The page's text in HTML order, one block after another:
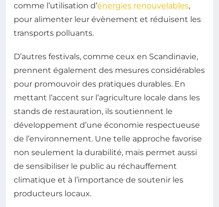
comme l’utilisation d’énergies renouvelables,
pour alimenter leur évènement et réduisent les
transports polluants.
D’autres festivals, comme ceux en Scandinavie,
prennent également des mesures considérables
pour promouvoir des pratiques durables. En
mettant l’accent sur l’agriculture locale dans les
stands de restauration, ils soutiennent le
développement d’une économie respectueuse
de l’environnement. Une telle approche favorise
non seulement la durabilité, mais permet aussi
de sensibiliser le public au réchauffement
climatique et à l’importance de soutenir les
producteurs locaux.